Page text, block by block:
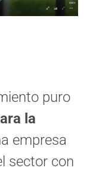
puro
la
empresa
sector con